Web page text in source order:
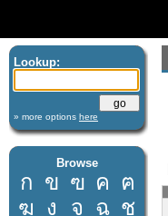
Lookup:
» more options here
Browse
ก ข ฃ ค ฅ
ฆ ง จ ฉ ช